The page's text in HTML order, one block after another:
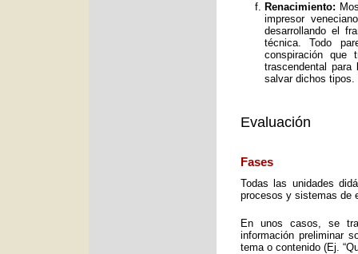
Renacimiento:
impresor
desarrollando el
técnica. Todo
conspiración
trascendental
salvar dichos tipos.
Evaluación
Fases
Todas las unidades
procesos y sistemas de
En unos casos, se
información preliminar
tema o contenido (Ej.